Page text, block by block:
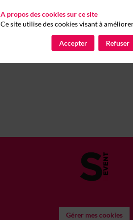
Gérer mes cookies
A propos des cookies sur ce site
Ce site utilise des cookies visant à
Accepter Refuser